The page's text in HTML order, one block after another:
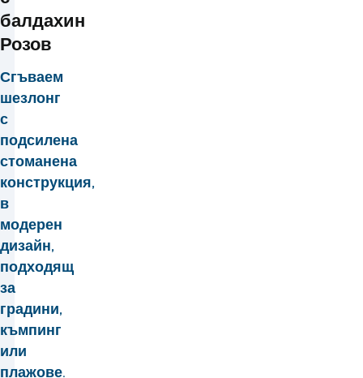
балдахин
Розов
Сгъваем
шезлонг
с
подсилена
стоманена
конструкция,
в
модерен
дизайн,
подходящ
за
градини,
къмпинг
или
плажове.